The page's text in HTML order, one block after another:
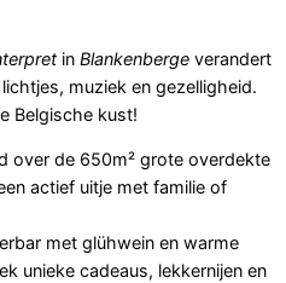
in Blankenbergeverandert
muziek en gezelligheid.
Belgische kust!
over de 650m² grote overdekte
actief uitje met familie of
met glühwein en warme
unieke cadeaus, lekkernijen en